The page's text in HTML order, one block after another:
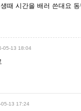
때 시간을 배러 쓴대요
05-13 18:04
05-13 17:24